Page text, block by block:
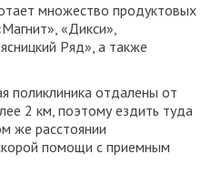
множество продуктовых
«Дикси»,
Ряд», а также
поликлиника отдалены от
2 км, поэтому ездить туда
же расстоянии
помощи с приемным